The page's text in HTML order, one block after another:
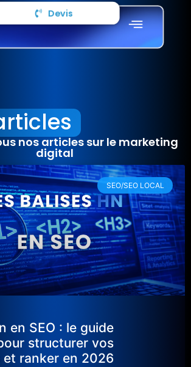
Devis
nos articles sur le marketing
digital
SEO/SEO LOCAL
en SEO : le guide
structurer vos
ranker en 2026